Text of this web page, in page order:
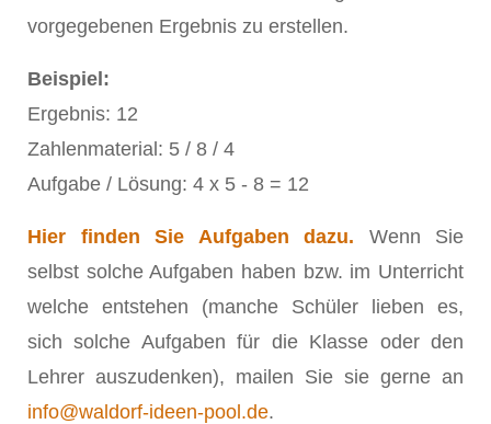
vorgegebenen Ergebnis zu erstellen.
Beispiel:
Ergebnis: 12
Zahlenmaterial: 5 / 8 / 4
Aufgabe / Lösung: 4 x 5 - 8 = 12
Hier finden Sie Aufgaben dazu.
Wenn Sie
selbst solche Aufgaben haben bzw. im Unterricht
welche entstehen (manche Schüler lieben es,
sich solche Aufgaben für die Klasse oder den
Lehrer auszudenken), mailen Sie sie gerne an
info@waldorf-ideen-pool.de.